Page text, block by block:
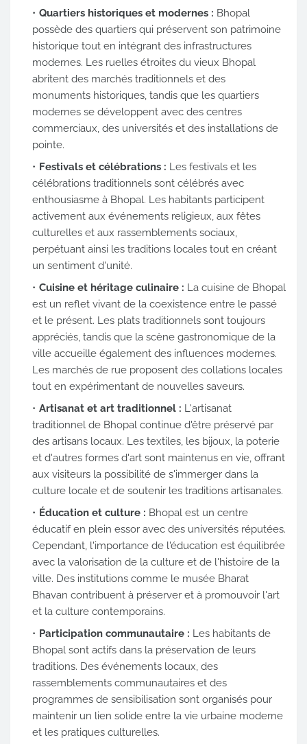
Quartiers historiques et modernes : Bhopal
possède des quartiers qui préservent son patrimoine
historique tout en intégrant des infrastructures
modernes. Les ruelles étroites du vieux Bhopal
abritent des marchés traditionnels et des
monuments historiques, tandis que les quartiers
modernes se développent avec des centres
commerciaux, des universités et des installations de
pointe.
Festivals et célébrations : Les festivals et les
célébrations traditionnels sont célébrés avec
enthousiasme à Bhopal. Les habitants participent
activement aux événements religieux, aux fêtes
culturelles et aux rassemblements sociaux,
perpétuant ainsi les traditions locales tout en créant
un sentiment d'unité.
Cuisine et héritage culinaire : La cuisine de Bhopal
est un reflet vivant de la coexistence entre le passé
et le présent. Les plats traditionnels sont toujours
appréciés, tandis que la scène gastronomique de la
ville accueille également des influences modernes.
Les marchés de rue proposent des collations locales
tout en expérimentant de nouvelles saveurs.
Artisanat et art traditionnel : L'artisanat
traditionnel de Bhopal continue d'être préservé par
des artisans locaux. Les textiles, les bijoux, la poterie
et d'autres formes d'art sont maintenus en vie, offrant
aux visiteurs la possibilité de s'immerger dans la
culture locale et de soutenir les traditions artisanales.
Éducation et culture : Bhopal est un centre
éducatif en plein essor avec des universités réputées.
Cependant, l'importance de l'éducation est équilibrée
avec la valorisation de la culture et de l'histoire de la
ville. Des institutions comme le musée Bharat
Bhavan contribuent à préserver et à promouvoir l'art
et la culture contemporains.
Participation communautaire : Les habitants de
Bhopal sont actifs dans la préservation de leurs
traditions. Des événements locaux, des
rassemblements communautaires et des
programmes de sensibilisation sont organisés pour
maintenir un lien solide entre la vie urbaine moderne
et les pratiques culturelles.